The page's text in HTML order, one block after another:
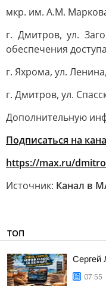
мкр. им. А.М.
г. Дмитров, ул.
обеспечения
г. Яхрома, ул.
г. Дмитров, ул.
Дополнительную
Подписаться на
https://max.ru/
Источник: Канал в
ТОП
Сергей
07:55